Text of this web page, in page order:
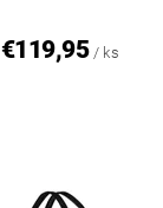
€119,95 / ks